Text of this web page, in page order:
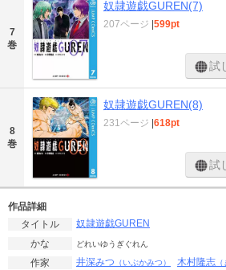
7
巻
奴隷遊戯GUREN(7)
207ページ 599pt
試
8
巻
奴隷遊戯GUREN(8)
231ページ 618pt
試
作品詳細
タイトル
奴隷遊戯GUREN
かな
どれいゆうぎぐれん
作家 井深みつ （いぶかみつ） 木村隆志